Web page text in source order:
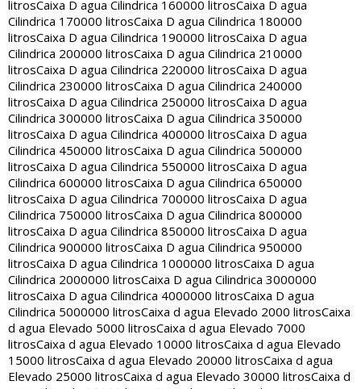
litrosCaixa D agua Cilindrica 160000 litrosCaixa D agua
Cilindrica 170000 litrosCaixa D agua Cilindrica 180000
litrosCaixa D agua Cilindrica 190000 litrosCaixa D agua
Cilindrica 200000 litrosCaixa D agua Cilindrica 210000
litrosCaixa D agua Cilindrica 220000 litrosCaixa D agua
Cilindrica 230000 litrosCaixa D agua Cilindrica 240000
litrosCaixa D agua Cilindrica 250000 litrosCaixa D agua
Cilindrica 300000 litrosCaixa D agua Cilindrica 350000
litrosCaixa D agua Cilindrica 400000 litrosCaixa D agua
Cilindrica 450000 litrosCaixa D agua Cilindrica 500000
litrosCaixa D agua Cilindrica 550000 litrosCaixa D agua
Cilindrica 600000 litrosCaixa D agua Cilindrica 650000
litrosCaixa D agua Cilindrica 700000 litrosCaixa D agua
Cilindrica 750000 litrosCaixa D agua Cilindrica 800000
litrosCaixa D agua Cilindrica 850000 litrosCaixa D agua
Cilindrica 900000 litrosCaixa D agua Cilindrica 950000
litrosCaixa D agua Cilindrica 1000000 litrosCaixa D agua
Cilindrica 2000000 litrosCaixa D agua Cilindrica 3000000
litrosCaixa D agua Cilindrica 4000000 litrosCaixa D agua
Cilindrica 5000000 litrosCaixa d agua Elevado 2000 litrosCaixa
d agua Elevado 5000 litrosCaixa d agua Elevado 7000
litrosCaixa d agua Elevado 10000 litrosCaixa d agua Elevado
15000 litrosCaixa d agua Elevado 20000 litrosCaixa d agua
Elevado 25000 litrosCaixa d agua Elevado 30000 litrosCaixa d